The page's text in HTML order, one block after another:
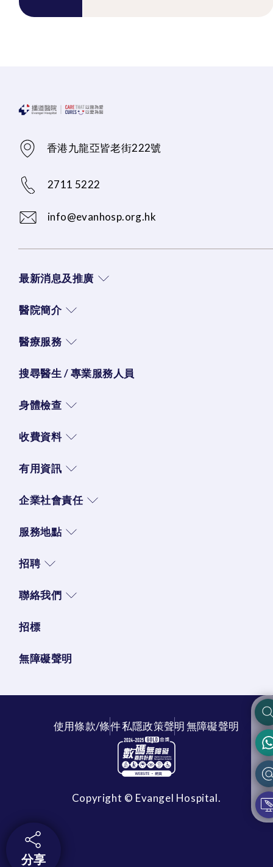
香港九龍亞皆老街222號
2711 5222
info@evanhosp.org.hk
最新消息及推廣
醫院簡介
醫療服務
搜尋醫生 / 專業服務人員
身體檢查
收費資料
有用資訊
企業社會責任
服務地點
招聘
聯絡我們
招標
無障礙聲明
使用條款/條件私隱政策聲明無障礙聲明
Copyright © Evangel Hospital.
分享